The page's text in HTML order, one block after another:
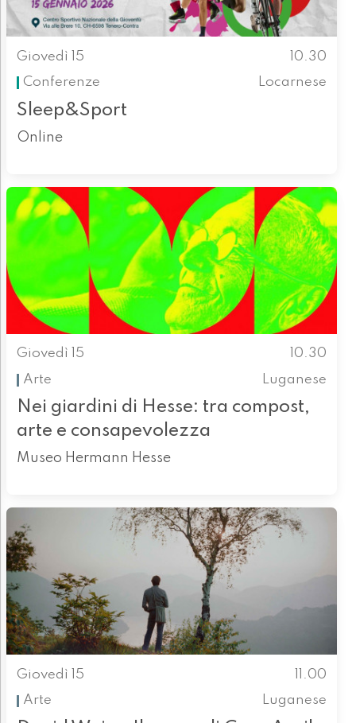
Giovedì 15
10.30
Conferenze
Locarnese
Sleep&Sport
Online
Giovedì 15
10.30
Arte
Luganese
Nei giardini di Hesse: tra compost,
arte e consapevolezza
Museo Hermann Hesse
Giovedì 15
11.00
Arte
Luganese